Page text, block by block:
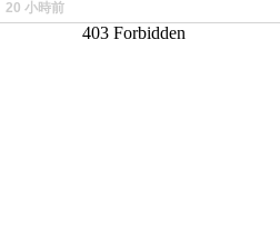
20 小時前